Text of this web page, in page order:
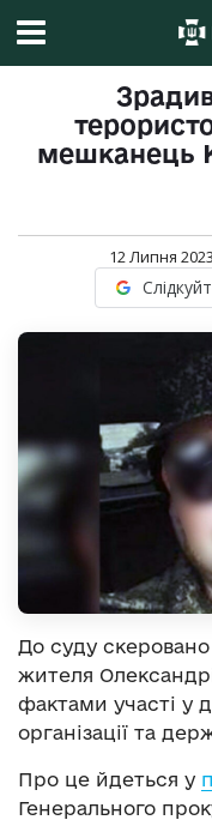
мешканець
12 Липня
До суду
жителя
фактами участі у
організації та
Про це йдеться у
Генерального